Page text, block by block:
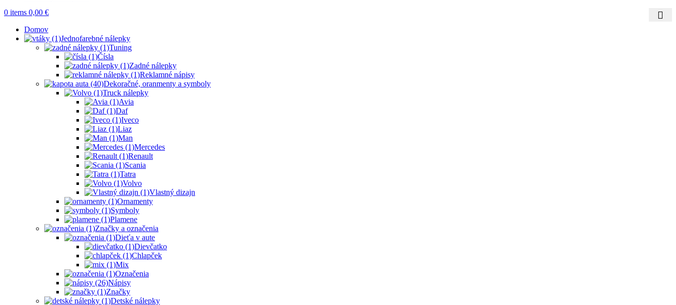
0 items 0,00 €
Domov
Jednofarebné nálepky
Tuning
Čísla
Zadné nálepky
Reklamné nápisy
Dekoračné, oranmenty a symboly
Truck nálepky
Avia
Daf
Iveco
Liaz
Man
Mercedes
Renault
Scania
Tatra
Volvo
Vlastný dizajn
Ornamenty
Symboly
Plamene
Značky a označenia
Dieťa v aute
Dievčatko
Chlapček
Mix
Označenia
Nápisy
Značky
Detské nálepky